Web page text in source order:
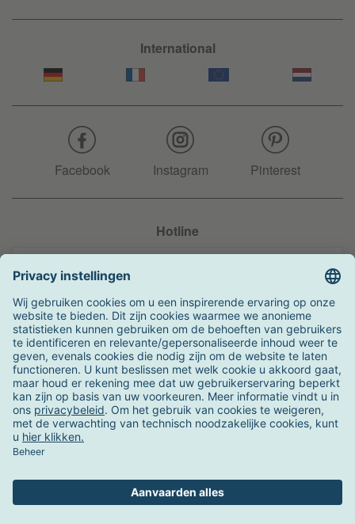
International
Facebook Instagram Pinterest
Hotline
Zo kunt u betalen
Verzending